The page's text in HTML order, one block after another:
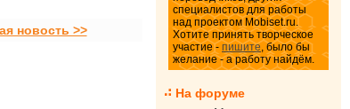
новость >>
специалистов для работы
над проектом Mobiset.ru.
Хотите принять творческое
участие - пишите, было бы
желание - а работу найдём.
На форуме